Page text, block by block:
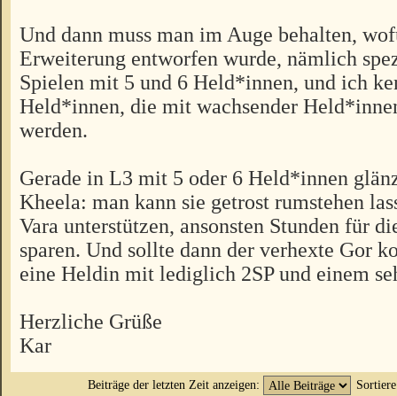
Und dann muss man im Auge behalten,
Erweiterung entworfen wurde, nämlich
Spielen mit 5 und 6 Held*innen, und ich
Held*innen, die mit wachsender
werden.
Gerade in L3 mit 5 oder 6 Held*innen
Kheela: man kann sie getrost rumstehen
Vara unterstützen, ansonsten Stunden für
sparen. Und sollte dann der verhexte Gor
eine Heldin mit lediglich 2SP und einem
Herzliche Grüße
Kar
Beiträge der letzten Zeit anzeigen: